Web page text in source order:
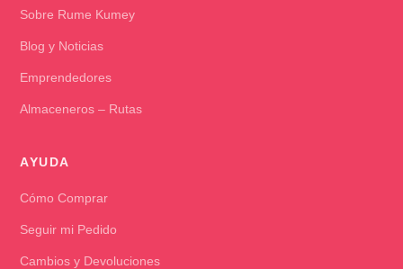
Sobre Rume Kumey
Blog y Noticias
Emprendedores
Almaceneros – Rutas
AYUDA
Cómo Comprar
Seguir mi Pedido
Cambios y Devoluciones